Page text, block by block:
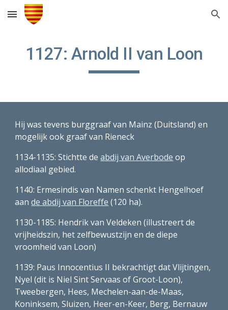
Skip to main content Skip to navigation
1127: Arnold II van Loon
Hij was tevens burggraaf van Mainz (Duitsland) en
mogelijk ook graaf van Rieneck
1134-1135: Stichtte de abdij van Averbode op
allodiaal gebied.
1140: Ermesindis van Namen schenkt Hengelhoef
aan de abdij van Floreffe (120 ha).
1130-1185: Hendrik van Veldeken (illustreert de
vrijheidszin, het zelfbewustzijn en de diepe
vroomheid van Loon)
1139: Paus Innocentius II bekrachtigt dat Vlijtingen,
Nyel (dit is Niel Sint Servaas of Groot-Loon),
Tweebergen, Hees, Mechelen-aan-de-Maas,
Koninksem, Sluizen, Heer-en-Keer, Berg, Bernauw